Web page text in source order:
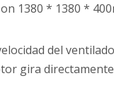
1380 * 1380 *
del
gira